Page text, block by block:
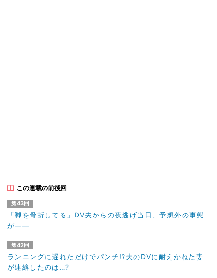
この連載の前後回
第43回
「脚を骨折してる」DV夫からの夜逃げ当日、予想外の事態
が――
第42回
ランニングに遅れただけでパンチ!?夫のDVに耐えかねた妻
が連絡したのは…?